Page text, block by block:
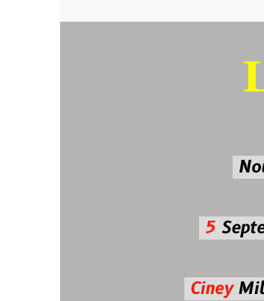
Nous
Septembre
Militaria